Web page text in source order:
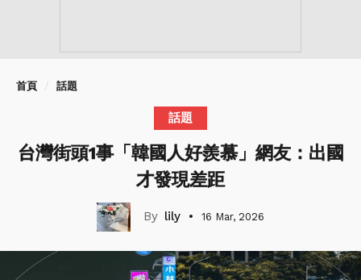
首頁 話題
話題
台灣街頭1事「韓國人好羨慕」網友：出國
才發現差距
lily 16 Mar, 2026